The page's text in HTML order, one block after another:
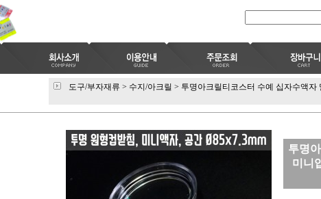
도구/부자재류 > 수지/아크릴 > 투명아크릴티코스터 수예 십자수액
투명
미니